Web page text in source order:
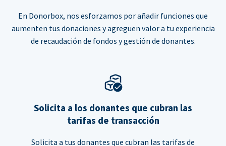
En Donorbox, nos esforzamos por añadir funciones que
aumenten tus donaciones y agreguen valor a tu experiencia
de recaudación de fondos y gestión de donantes.
Solicita a los donantes que cubran las
tarifas de transacción
Solicita a tus donantes que cubran las tarifas de